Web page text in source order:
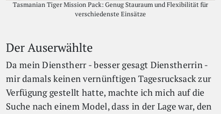
Tasmanian Tiger Mission Pack: Genug Stauraum und Flexibilität für
verschiedenste Einsätze
Der Auserwählte
Da mein Dienstherr - besser gesagt Dienstherrin -
mir damals keinen vernünftigen Tagesrucksack zur
Verfügung gestellt hatte, machte ich mich auf die
Suche nach einem Model, dass in der Lage war, den